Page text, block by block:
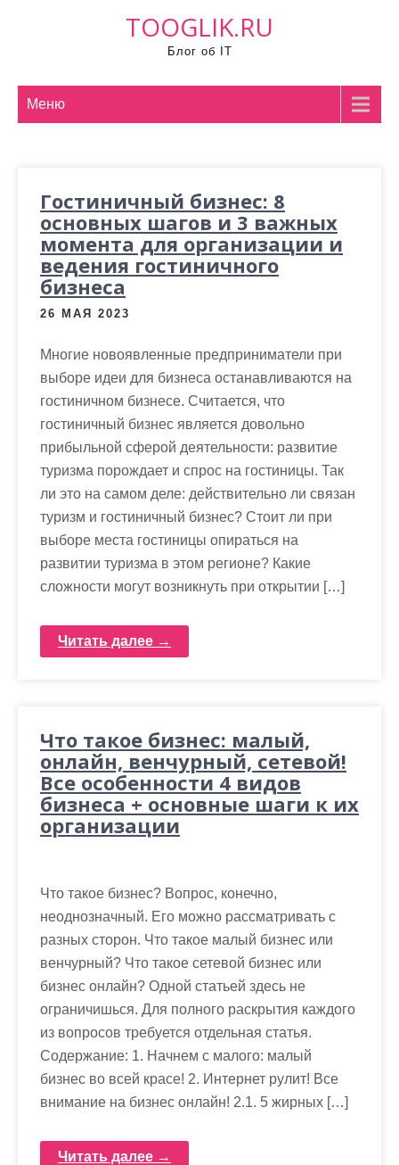
TOOGLIK.RU
Блог об IT
Меню
Гостиничный бизнес: 8
основных шагов и 3 важных
момента для организации и
ведения гостиничного
бизнеса
26 МАЯ 2023
Многие новоявленные предприниматели при
выборе идеи для бизнеса останавливаются на
гостиничном бизнесе. Считается, что
гостиничный бизнес является довольно
прибыльной сферой деятельности: развитие
туризма порождает и спрос на гостиницы. Так
ли это на самом деле: действительно ли связан
туризм и гостиничный бизнес? Стоит ли при
выборе места гостиницы опираться на
развитии туризма в этом регионе? Какие
сложности могут возникнуть при открытии […]
Читать далее →
Что такое бизнес: малый,
онлайн, венчурный, сетевой!
Все особенности 4 видов
бизнеса + основные шаги к их
организации
Что такое бизнес? Вопрос, конечно,
неоднозначный. Его можно рассматривать с
разных сторон. Что такое малый бизнес или
венчурный? Что такое сетевой бизнес или
бизнес онлайн? Одной статьей здесь не
ограничишься. Для полного раскрытия каждого
из вопросов требуется отдельная статья.
Содержание: 1. Начнем с малого: малый
бизнес во всей красе! 2. Интернет рулит! Все
внимание на бизнес онлайн! 2.1. 5 жирных […]
Читать далее →